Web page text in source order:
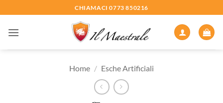
ai
contenuti
CHIAMACI 0773 850216
Home / Esche Artificiali